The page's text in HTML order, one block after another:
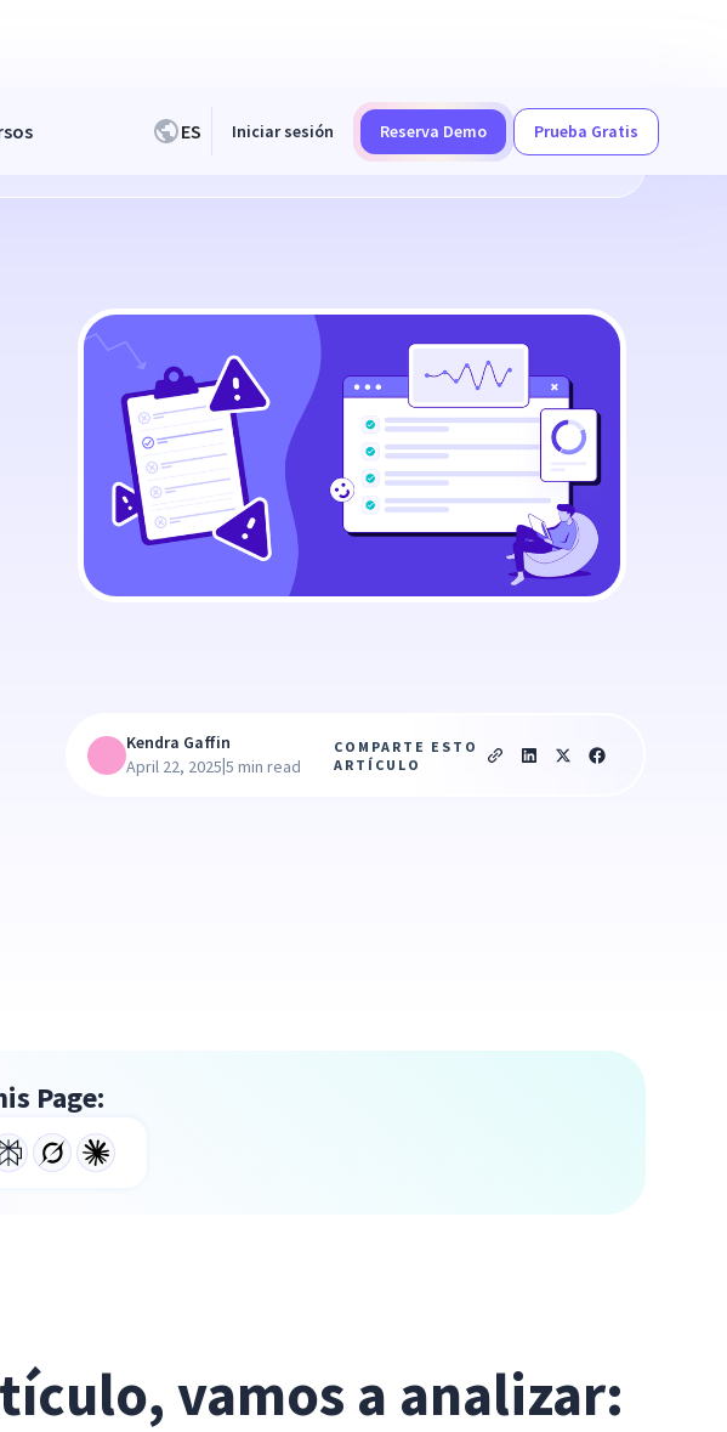
ES Iniciar sesión Reserva Demo
Prueba Gratis
Kendra Gaffin
April 22, 2025|5 min read
COMPARTE ESTO
ARTÍCULO
Page:
vamos a analizar: